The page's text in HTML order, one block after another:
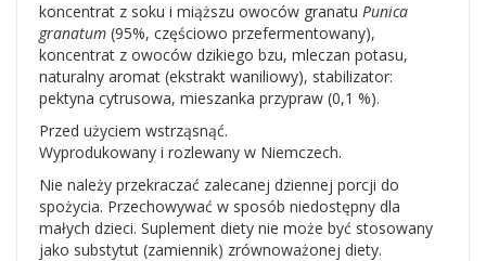
koncentrat z soku i miąższu owoców granatu Punica
granatum (95%, częściowo przefermentowany),
koncentrat z owoców dzikiego bzu, mleczan potasu,
naturalny aromat (ekstrakt waniliowy), stabilizator:
pektyna cytrusowa, mieszanka przypraw (0,1 %).
Przed użyciem wstrząsnąć.
Wyprodukowany i rozlewany w Niemczech.
Nie należy przekraczać zalecanej dziennej porcji do
spożycia. Przechowywać w sposób niedostępny dla
małych dzieci. Suplement diety nie może być stosowany
jako substytut (zamiennik) zrównoważonej diety.